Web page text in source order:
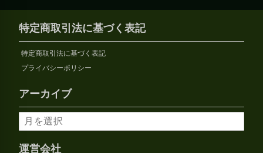
特定商取引法に基づく表記
特定商取引法に基づく表記
プライバシーポリシー
アーカイブ
ア
ー
カ
運営会社